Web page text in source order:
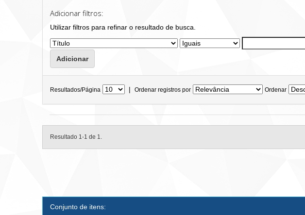
Adicionar filtros:
Utilizar filtros para refinar o resultado de busca.
Resultados/Página | Ordenar registros por Ordenar
Resultado 1-1 de 1.
Conjunto de itens: